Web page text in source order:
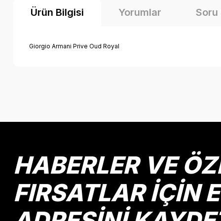
Ürün Bilgisi Yorumlar Soru
Giorgio Armani Prive Oud Royal
Ürün resmi kalitesiz, bozuk veya görüntülenemiyor.
Ürün fiyatı diğer sitelerden daha pahalı.
HABERLER VE
FIRSATLAR İÇİN